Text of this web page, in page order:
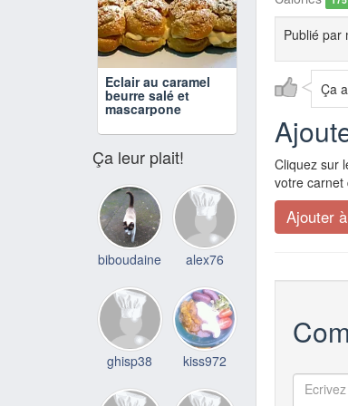
Publié par
Ça
Cliquez sur
votre carnet
Eclair au caramel
beurre salé et
mascarpone
Ça leur plait!
biboudaine alex76
ghisp38 kiss972